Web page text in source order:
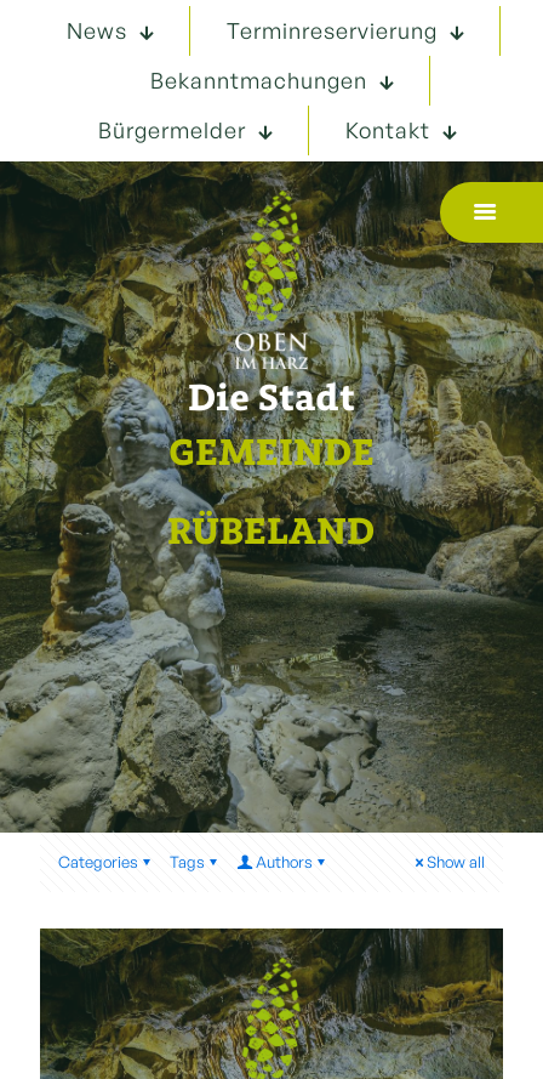
News
Terminreservierung
Bekanntmachungen
Bürgermelder
Kontakt
Die Stadt
GEMEINDE
RÜBELAND
Categories Tags Authors Show all